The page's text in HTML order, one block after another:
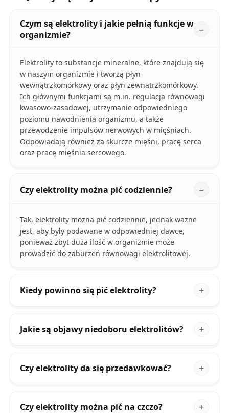
Czym są elektrolity i jakie pełnią funkcje w
organizmie?
Elektrolity to substancje mineralne, które znajdują się
w naszym organizmie i tworzą płyn
wewnątrzkomórkowy oraz płyn zewnątrzkomórkowy.
Ich głównymi funkcjami są m.in. regulacja równowagi
kwasowo-zasadowej, utrzymanie odpowiedniego
poziomu nawodnienia organizmu, a także
przewodzenie impulsów nerwowych w mięśniach.
Odpowiadają również za skurcze mięśni, pracę serca
oraz pracę mięśnia sercowego.
Czy elektrolity można pić codziennie?
Tak, elektrolity można pić codziennie, jednak ważne
jest, aby były podawane w odpowiedniej dawce,
ponieważ zbyt duża ilość w organizmie może
prowadzić do zaburzeń równowagi elektrolitowej.
Kiedy powinno się pić elektrolity?
Jakie są objawy niedoboru elektrolitów?
Czy elektrolity da się przedawkować?
Czy elektrolity można pić na czczo?